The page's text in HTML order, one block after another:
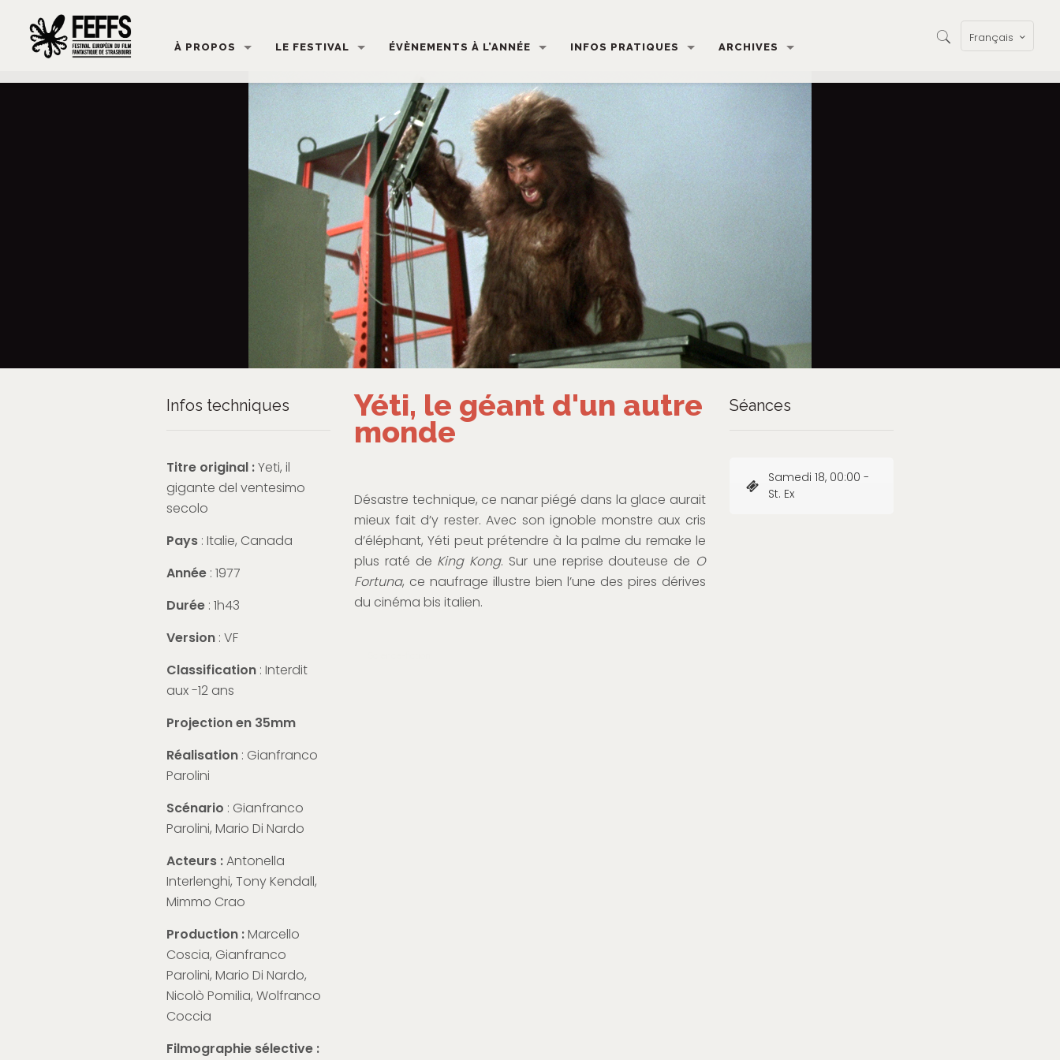
À PROPOS LE FESTIVAL ÉVÈNEMENTS À L’ANNÉE INFOS PRATIQUES ARCHIVES
Français
Infos techniques
Titre original :Yeti, il
gigante del ventesimo
secolo
Pays : Italie, Canada
Année : 1977
Durée : 1h43
Version : VF
Classification : Interdit
aux -12 ans
Projection en 35mm
Réalisation : Gianfranco
Parolini
Scénario : Gianfranco
Parolini, Mario Di Nardo
Acteurs :Antonella
Interlenghi, Tony Kendall,
Mimmo Crao
Production :Marcello
Coscia, Gianfranco
Parolini, Mario Di Nardo,
Nicolò Pomilia, Wolfranco
Coccia
Filmographie sélective :
Yéti, le géant d'un autre
monde
Désastre technique, ce nanar piégé dans la glace aurait
mieux fait d’y rester. Avec son ignoble monstre aux cris
d’éléphant, Yéti peut prétendre à la palme du remake le
plus raté de King Kong. Sur une reprise douteuse de O
Fortuna, ce naufrage illustre bien l’une des pires dérives
du cinéma bis italien.
Séances
Samedi 18, 00:00 -
St. Ex